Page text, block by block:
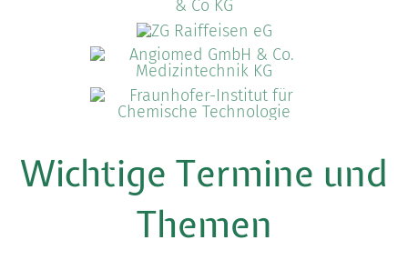
Wichtige Termine und
Themen